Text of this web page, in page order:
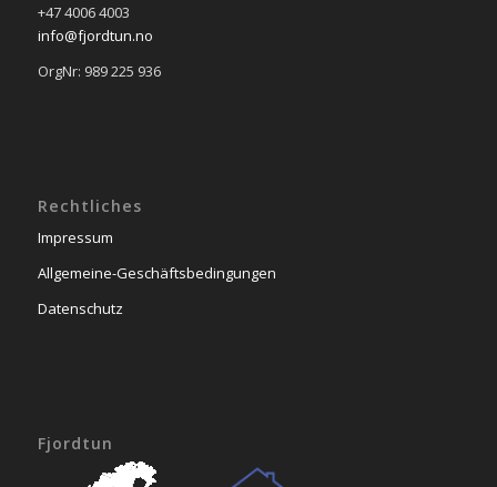
+47 4006 4003
info@fjordtun.no
OrgNr: 989 225 936
Rechtliches
Impressum
Allgemeine-Geschäftsbedingungen
Datenschutz
Fjordtun